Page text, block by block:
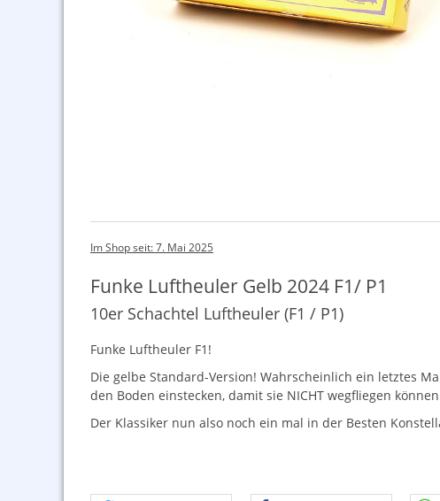
Im Shop seit: 7. Mai 2025
Funke Luftheuler Gelb 2024 F1/ P1
10er Schachtel Luftheuler (F1 / P1)
Funke Luftheuler F1!
Die gelbe Standard-Version! Wahrscheinlich ein letztes
den Boden einstecken, damit sie NICHT wegfliegen
Der Klassiker nun also noch ein mal in der Besten